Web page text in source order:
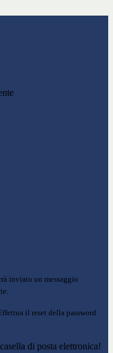
inviato un messaggio
il reset della password
di posta elettronica!